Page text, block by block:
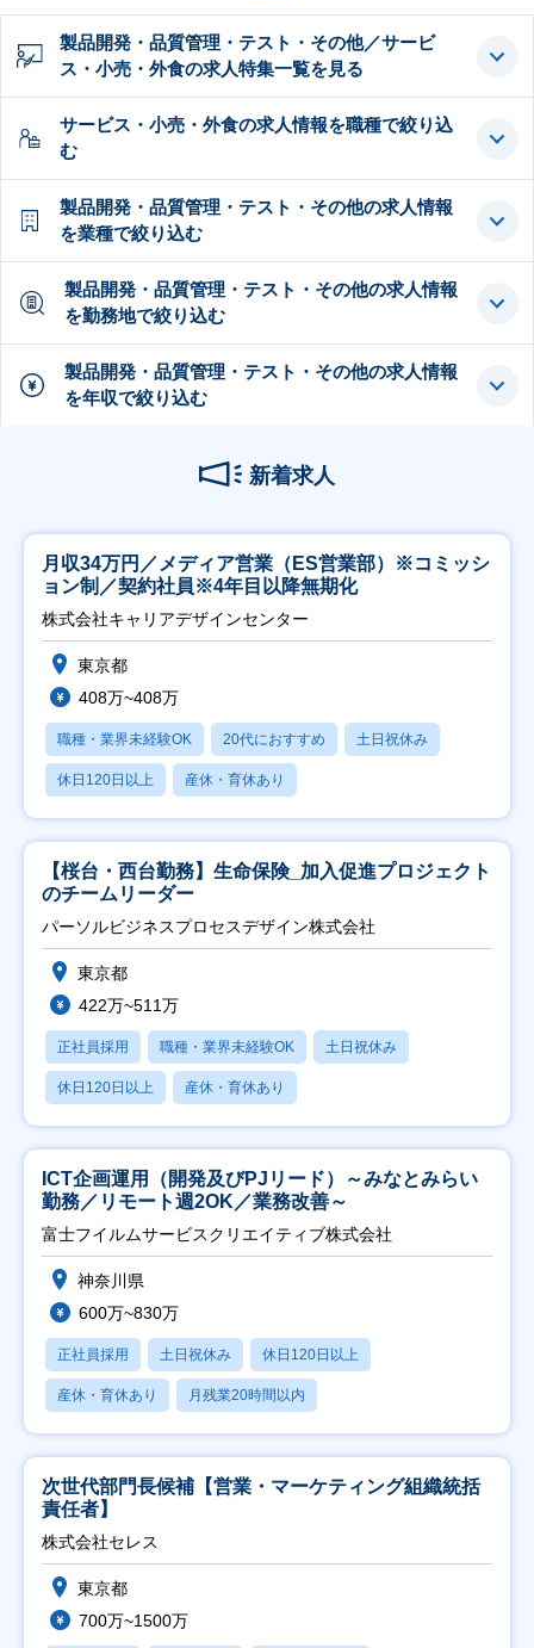
製品開発・品質管理・テスト・その他／サービ
ス・小売・外食の求人特集一覧を見る
サービス・小売・外食の求人情報を職種で絞り込
む
製品開発・品質管理・テスト・その他の求人情報
を業種で絞り込む
製品開発・品質管理・テスト・その他の求人情報
を勤務地で絞り込む
製品開発・品質管理・テスト・その他の求人情報
を年収で絞り込む
新着求人
月収34万円／メディア営業（ES営業部）※コミッシ
ョン制／契約社員※4年目以降無期化
株式会社キャリアデザインセンター
東京都
408万~408万
職種・業界未経験OK 20代におすすめ 土日祝休み
休日120日以上 産休・育休あり
【桜台・西台勤務】生命保険_加入促進プロジェクト
のチームリーダー
パーソルビジネスプロセスデザイン株式会社
東京都
422万~511万
正社員採用 職種・業界未経験OK 土日祝休み
休日120日以上 産休・育休あり
ICT企画運用（開発及びPJリード）～みなとみらい
勤務／リモート週2OK／業務改善～
富士フイルムサービスクリエイティブ株式会社
神奈川県
600万~830万
正社員採用 土日祝休み 休日120日以上
産休・育休あり 月残業20時間以内
次世代部門長候補【営業・マーケティング組織統括
責任者】
株式会社セレス
東京都
700万~1500万